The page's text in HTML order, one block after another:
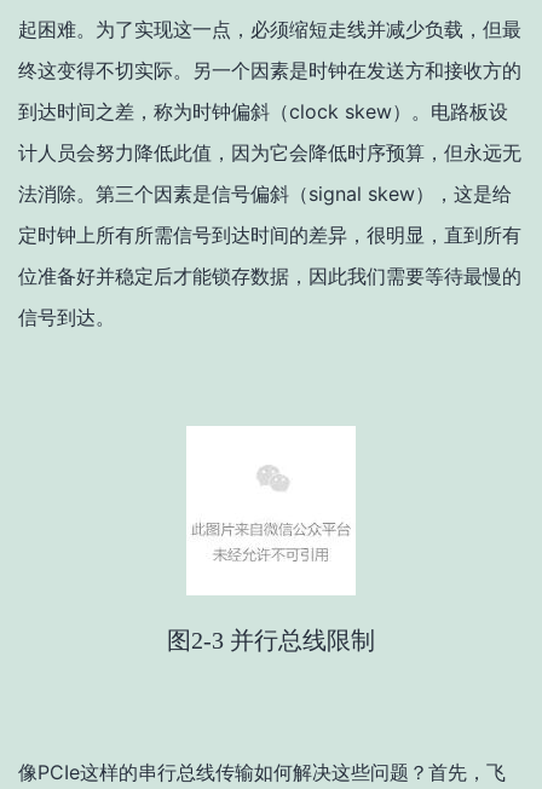
起困难。为了实现这一点，必须缩短走线并减少负载，但最
终这变得不切实际。另一个因素是时钟在发送方和接收方的
到达时间之差，称为时钟偏斜（clock skew）。电路板设
计人员会努力降低此值，因为它会降低时序预算，但永远无
法消除。第三个因素是信号偏斜（signal skew），这是给
定时钟上所有所需信号到达时间的差异，很明显，直到所有
位准备好并稳定后才能锁存数据，因此我们需要等待最慢的
信号到达。
图2-3 并行总线限制
像PCIe这样的串行总线传输如何解决这些问题？首先，飞